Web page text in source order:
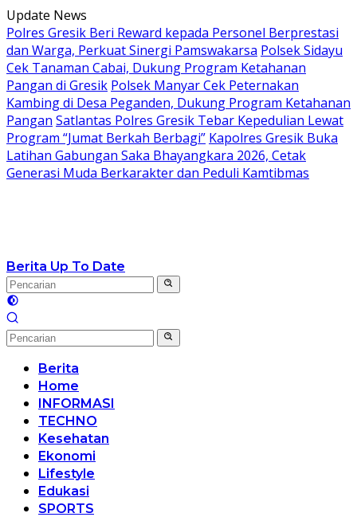
Langsung
ke
konten
Update News
Polres Gresik Beri Reward kepada Personel Berprestasi
dan Warga, Perkuat Sinergi Pamswakarsa Polsek Sidayu
Cek Tanaman Cabai, Dukung Program Ketahanan
Pangan di Gresik Polsek Manyar Cek Peternakan
Kambing di Desa Peganden, Dukung Program Ketahanan
Pangan Satlantas Polres Gresik Tebar Kepedulian Lewat
Program “Jumat Berkah Berbagi” Kapolres Gresik Buka
Latihan Gabungan Saka Bhayangkara 2026, Cetak
Generasi Muda Berkarakter dan Peduli Kamtibmas
Berita Up To Date
Berita
Home
INFORMASI
TECHNO
Kesehatan
Ekonomi
Lifestyle
Edukasi
SPORTS